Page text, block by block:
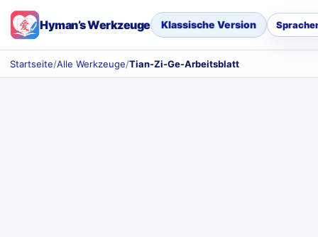
Hyman’s Werkzeuge Klassische Version
Startseite/Alle Werkzeuge/Tian-Zi-Ge-Arbeitsblatt